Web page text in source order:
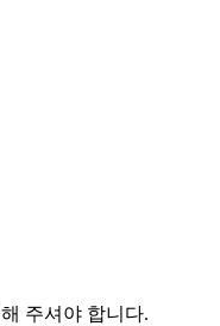
주셔야 합니다.